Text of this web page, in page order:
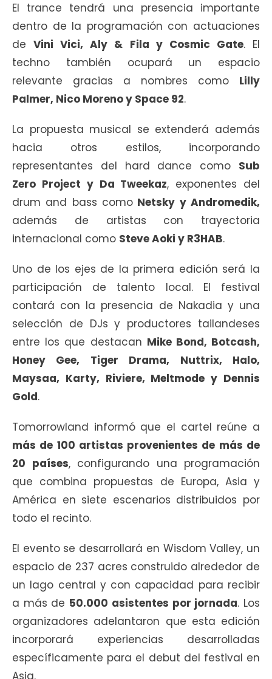
El trance tendrá una presencia importante
dentro de la programación con actuaciones
deVini Vici, Aly & Fila y Cosmic Gate. El
techno también ocupará un espacio
relevante gracias a nombres como Lilly
Palmer, Nico Moreno y Space 92.
La propuesta musical se extenderá además
hacia otros estilos, incorporando
representantes del hard dance como Sub
Zero Project y Da Tweekaz, exponentes del
drum and bass como Netsky y Andromedik,
además de artistas con trayectoria
internacional como Steve Aoki y R3HAB.
Uno de los ejes de la primera edición será la
participación de talento local. El festival
contará con la presencia de Nakadia y una
selección de DJs y productores tailandeses
entre los que destacan Mike Bond, Botcash,
Honey Gee, Tiger Drama, Nuttrix, Halo,
Maysaa, Karty, Riviere, Meltmode y Dennis
Gold.
Tomorrowland informó que el cartel reúne a
más de 100 artistas provenientes de más de
20 países, configurando una programación
que combina propuestas de Europa, Asia y
América en siete escenarios distribuidos por
todo el recinto.
El evento se desarrollará en Wisdom Valley, un
espacio de 237 acres construido alrededor de
un lago central y con capacidad para recibir
a más de 50.000 asistentes por jornada. Los
organizadores adelantaron que esta edición
incorporará experiencias desarrolladas
específicamente para el debut del festival en